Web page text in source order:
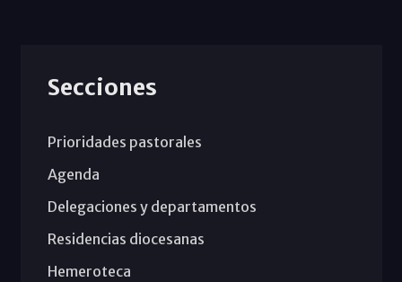
Secciones
Prioridades pastorales
Agenda
Delegaciones y departamentos
Residencias diocesanas
Hemeroteca